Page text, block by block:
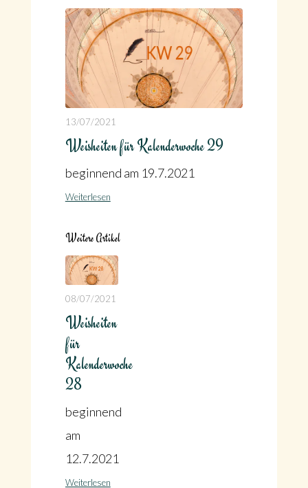
13/07/2021
Weisheiten für Kalenderwoche 29
beginnend am 19.7.2021
Weiterlesen
Weitere Artikel
08/07/2021
Weisheiten
für
Kalenderwoche
28
beginnend
am
12.7.2021
Weiterlesen